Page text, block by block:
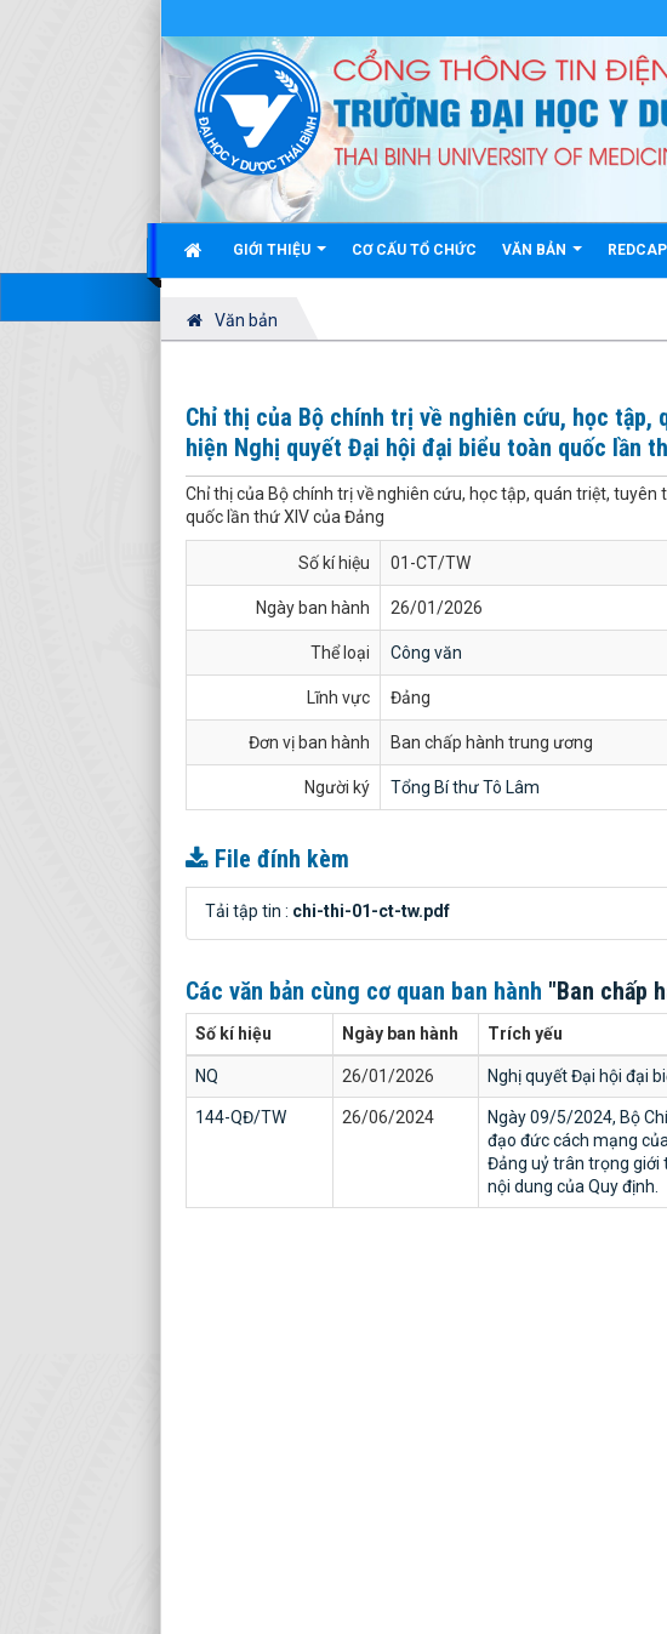
GIỚI THIỆU CƠ CẤU TỔ CHỨC VĂN BẢN REDCAP
Văn bản
Chỉ thị của Bộ chính trị về nghiên cứu, học
hiện Nghị quyết Đại hội đại biểu toàn quốc lần
Chỉ thị của Bộ chính trị về nghiên cứu, học tập, quán triệt,
quốc lần thứ XIV của Đảng
Số kí hiệu 01-CT/TW
Ngày ban hành 26/01/2026
Thể loại Công văn
Lĩnh vực Đảng
Đơn vị ban hành Ban chấp hành trung ương
Người ký Tổng Bí thư Tô Lâm
File đính kèm
Tải tập tin : chi-thi-01-ct-tw.pdf
Các văn bản cùng cơ quan ban hành "Ban chấp
Số kí hiệu Ngày ban hành Trích yếu
NQ 26/01/2026 Nghị quyết Đại hội đại
144-QĐ/TW 26/06/2024
Ngày 09/5/2024, Bộ
đạo đức cách mạng
Đảng uỷ trân trọng giới
nội dung của Quy định.